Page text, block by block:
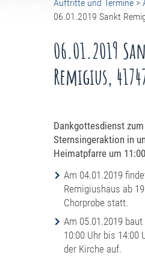
Auftritte und Termine >
06.01.2019 Sankt
06.01.2019
Remigius,
Dankgottesdienst
Sternsingeraktion in
Heimatpfarre um
Am 04.01.2019
Remigiushaus ab
Chorprobe statt.
Am 05.01.2019
10:00 Uhr bis 14:00
der Kirche auf.